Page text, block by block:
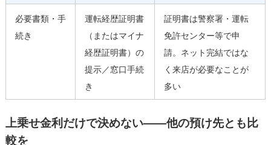
必要書類・手
続き
運転経歴証明書
（またはマイナ
経歴証明書）の
提示／窓口手続
き
証明書は警察署・運転
免許センター等で申
請。ネット完結ではな
く来店が必要なことが
多い
上乗せ金利だけで決めない――他の預け先とも比
較を